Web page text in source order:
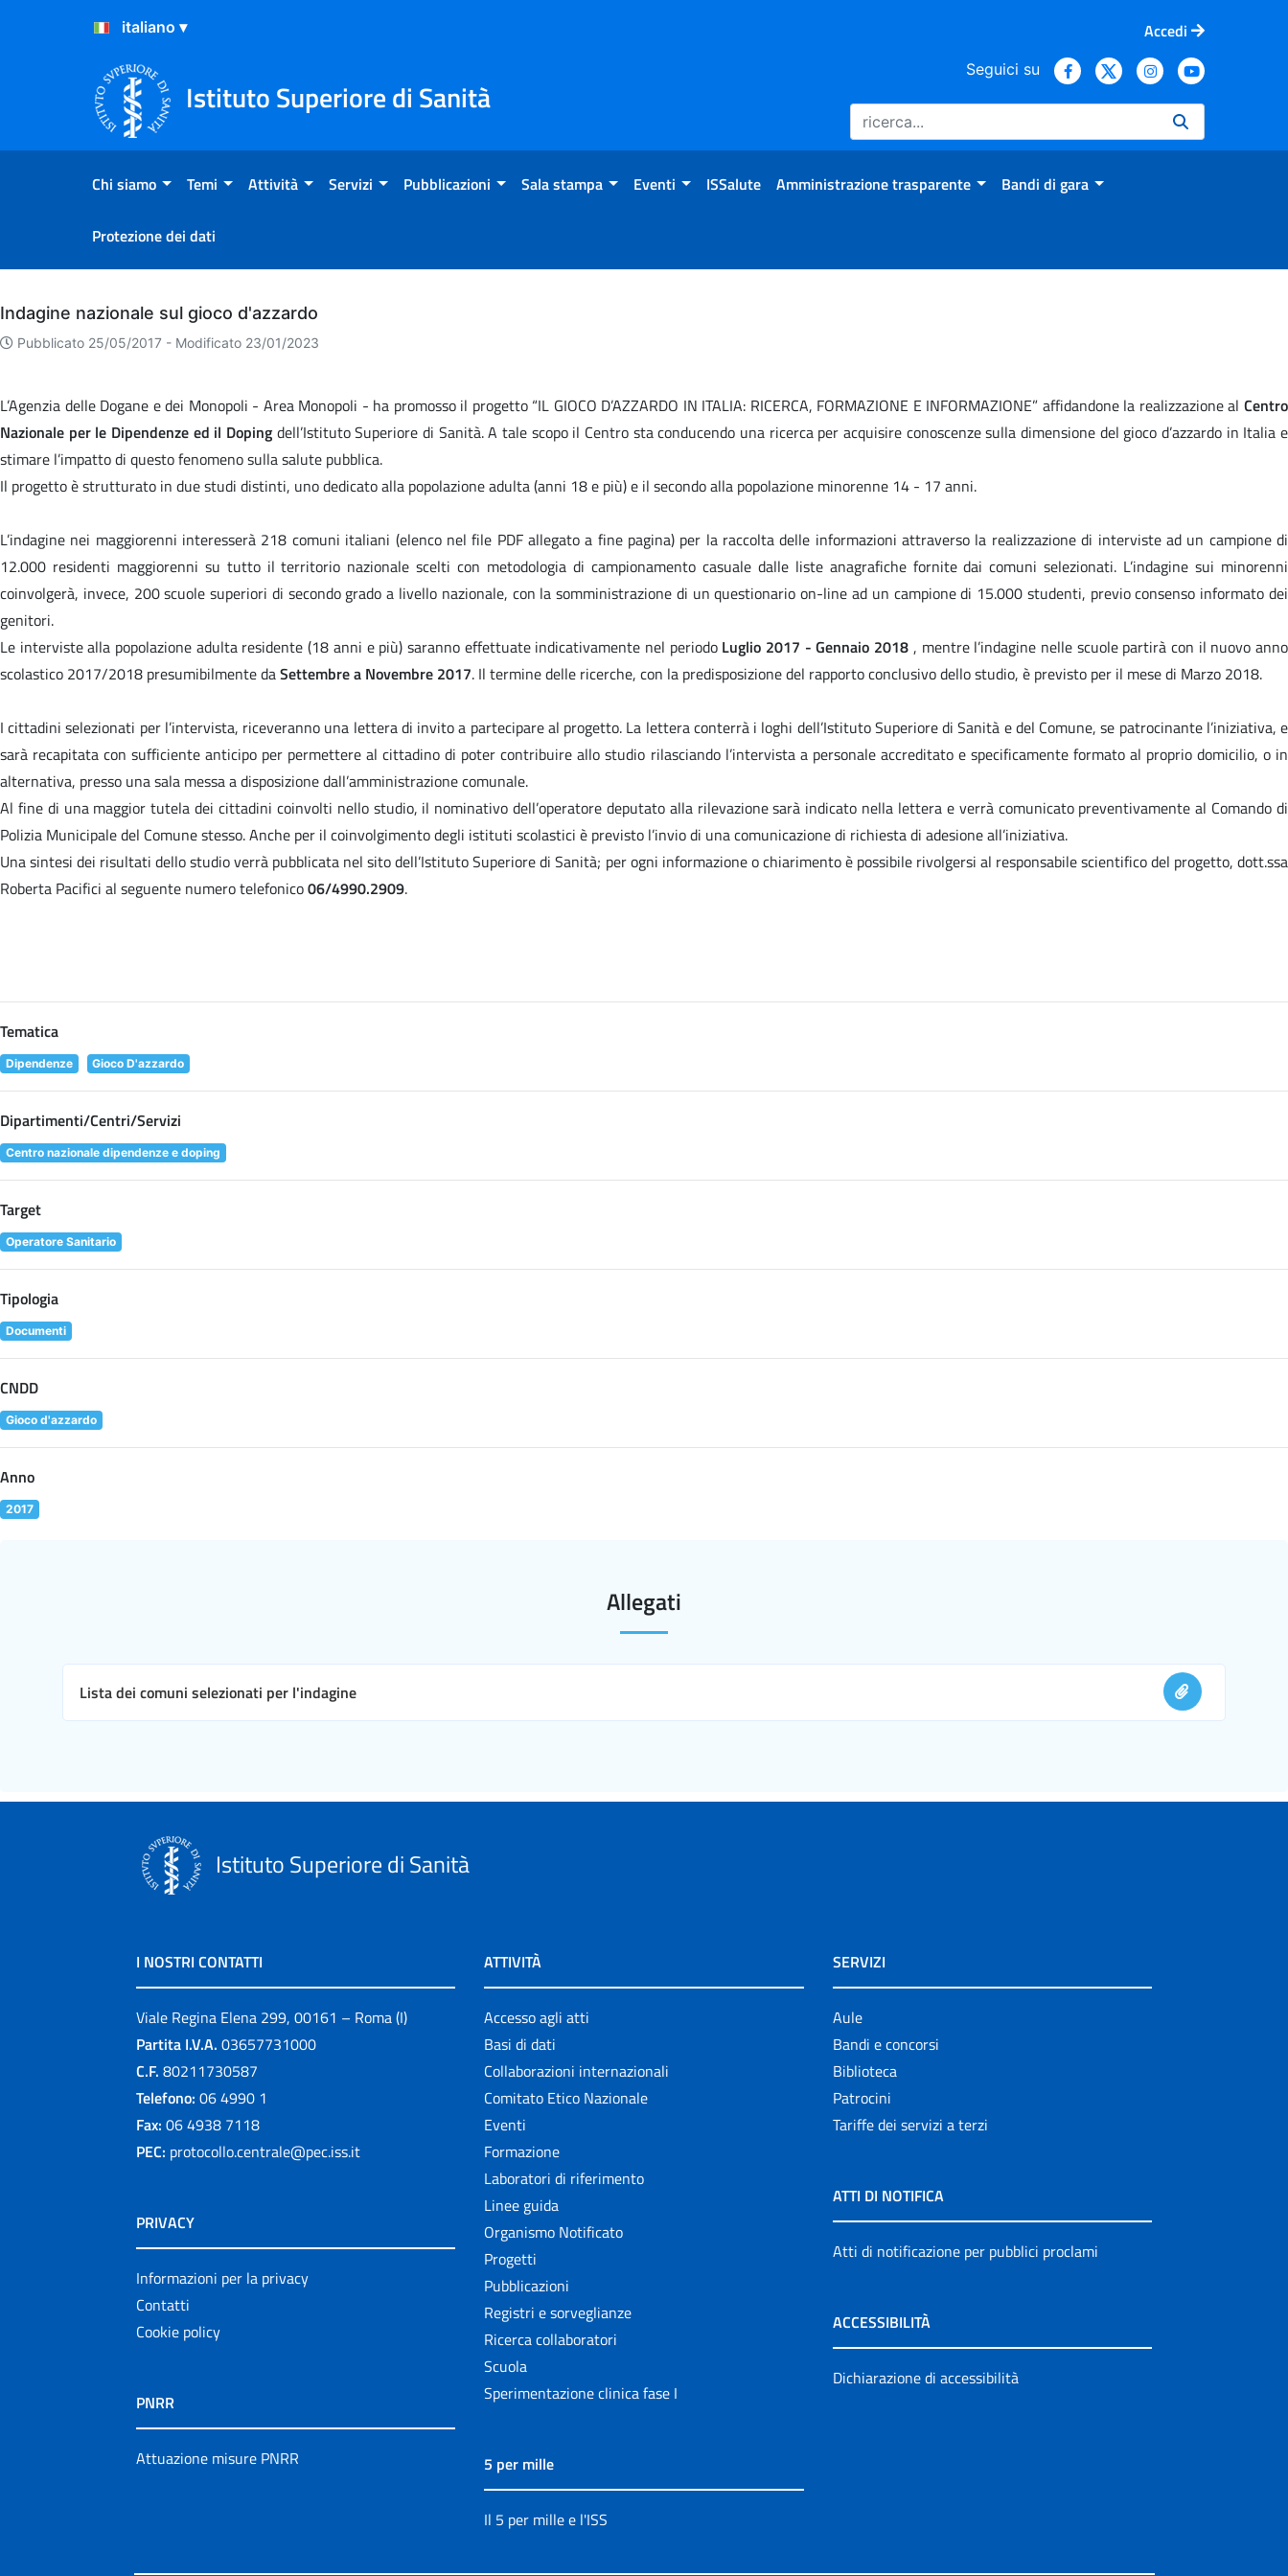
Salta al Contenuto
Salta al Footer
Accedi
Istituto Superiore di Sanità
Seguici su
Chi siamo Temi Attività Servizi Pubblicazioni Sala stampa Eventi ISSalute Amministrazione trasparente Bandi di gara
Protezione dei dati
Archivio
Indagine nazionale sul gioco d'azzardo
Pubblicato 25/05/2017 - Modificato 23/01/2023
L’Agenzia delle Dogane e dei Monopoli - Area Monopoli - ha promosso il progetto “IL GIOCO D’AZZARDO IN ITALIA: RICERCA, FORMAZIONE E INFORMAZIONE” affidandone la realizzazione al Centro
Nazionale per le Dipendenze ed il Doping dell’Istituto Superiore di Sanità. A tale scopo il Centro sta conducendo una ricerca per acquisire conoscenze sulla dimensione del gioco d’azzardo in Italia e
stimare l’impatto di questo fenomeno sulla salute pubblica.
Il progetto è strutturato in due studi distinti, uno dedicato alla popolazione adulta (anni 18 e più) e il secondo alla popolazione minorenne 14 - 17 anni.
L’indagine nei maggiorenni interesserà 218 comuni italiani (elenco nel file PDF allegato a fine pagina) per la raccolta delle informazioni attraverso la realizzazione di interviste ad un campione di
12.000 residenti maggiorenni su tutto il territorio nazionale scelti con metodologia di campionamento casuale dalle liste anagrafiche fornite dai comuni selezionati. L’indagine sui minorenni
coinvolgerà, invece, 200 scuole superiori di secondo grado a livello nazionale, con la somministrazione di un questionario on-line ad un campione di 15.000 studenti, previo consenso informato dei
genitori.
Le interviste alla popolazione adulta residente (18 anni e più) saranno effettuate indicativamente nel periodo Luglio 2017 - Gennaio 2018 , mentre l’indagine nelle scuole partirà con il nuovo anno
scolastico 2017/2018 presumibilmente daSettembre a Novembre 2017. Il termine delle ricerche, con la predisposizione del rapporto conclusivo dello studio, è previsto per il mese di Marzo 2018.
I cittadini selezionati per l’intervista, riceveranno una lettera di invito a partecipare al progetto. La lettera conterrà i loghi dell’Istituto Superiore di Sanità e del Comune, se patrocinante l’iniziativa, e
sarà recapitata con sufficiente anticipo per permettere al cittadino di poter contribuire allo studio rilasciando l’intervista a personale accreditato e specificamente formato al proprio domicilio, o in
alternativa, presso una sala messa a disposizione dall’amministrazione comunale.
Al fine di una maggior tutela dei cittadini coinvolti nello studio, il nominativo dell’operatore deputato alla rilevazione sarà indicato nella lettera e verrà comunicato preventivamente al Comando di
Polizia Municipale del Comune stesso. Anche per il coinvolgimento degli istituti scolastici è previsto l’invio di una comunicazione di richiesta di adesione all’iniziativa.
Una sintesi dei risultati dello studio verrà pubblicata nel sito dell’Istituto Superiore di Sanità; per ogni informazione o chiarimento è possibile rivolgersi al responsabile scientifico del progetto, dott.ssa
Roberta Pacifici al seguente numero telefonico06/4990.2909.
Tematica
Dipendenze Gioco D'azzardo
Dipartimenti/Centri/Servizi
Centro nazionale dipendenze e doping
Target
Operatore Sanitario
Tipologia
Documenti
CNDD
Gioco d'azzardo
Anno
2017
Allegati
Lista dei comuni selezionati per l'indagine
Istituto Superiore di Sanità
I NOSTRI CONTATTI
Viale Regina Elena 299, 00161 – Roma (I)
Partita I.V.A. 03657731000
C.F. 80211730587
Telefono: 06 4990 1
Fax: 06 4938 7118
PEC: protocollo.centrale@pec.iss.it
PRIVACY
Informazioni per la privacy
Contatti
Cookie policy
PNRR
Attuazione misure PNRR
ATTIVITÀ
Accesso agli atti
Basi di dati
Collaborazioni internazionali
Comitato Etico Nazionale
Eventi
Formazione
Laboratori di riferimento
Linee guida
Organismo Notificato
Progetti
Pubblicazioni
Registri e sorveglianze
Ricerca collaboratori
Scuola
Sperimentazione clinica fase I
5 per mille
Il 5 per mille e l'ISS
SERVIZI
Aule
Bandi e concorsi
Biblioteca
Patrocini
Tariffe dei servizi a terzi
ATTI DI NOTIFICA
Atti di notificazione per pubblici proclami
ACCESSIBILITÀ
Dichiarazione di accessibilità